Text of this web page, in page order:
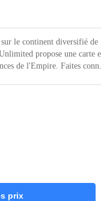
sur le continent diversifié de
propose une carte
de l'Empire. Faites
prix